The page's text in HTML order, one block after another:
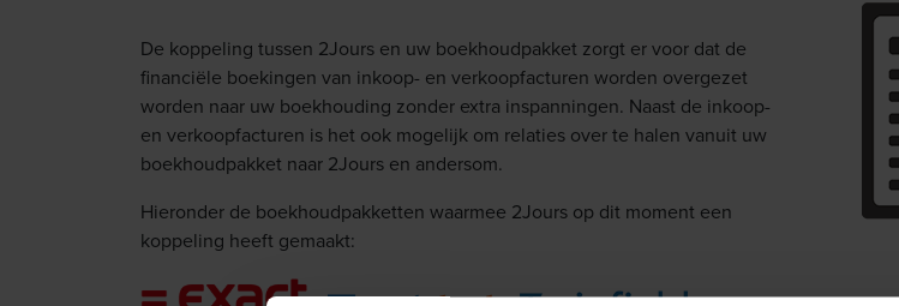
De koppeling tussen 2Jours en uw boekhoudpakket zorgt er voor dat de
financiële boekingen van inkoop- en verkoopfacturen worden overgezet
worden naar uw boekhouding zonder extra inspanningen. Naast de inkoop-
en verkoopfacturen is het ook mogelijk om relaties over te halen vanuit uw
boekhoudpakket naar 2Jours en andersom.
Hieronder de boekhoudpakketten waarmee 2Jours op dit moment een
koppeling heeft gemaakt: